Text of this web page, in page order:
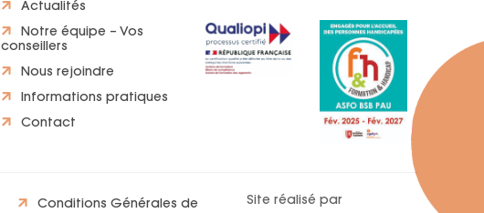
Actualités
Notre équipe – Vos
conseillers
Nous rejoindre
Informations pratiques
Contact
Conditions Générales de Site réalisé par